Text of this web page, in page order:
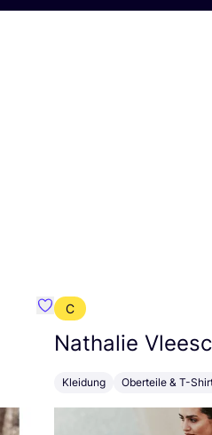
Favorit Alwero
C
Nathalie
Kleidung Oberteile & T-